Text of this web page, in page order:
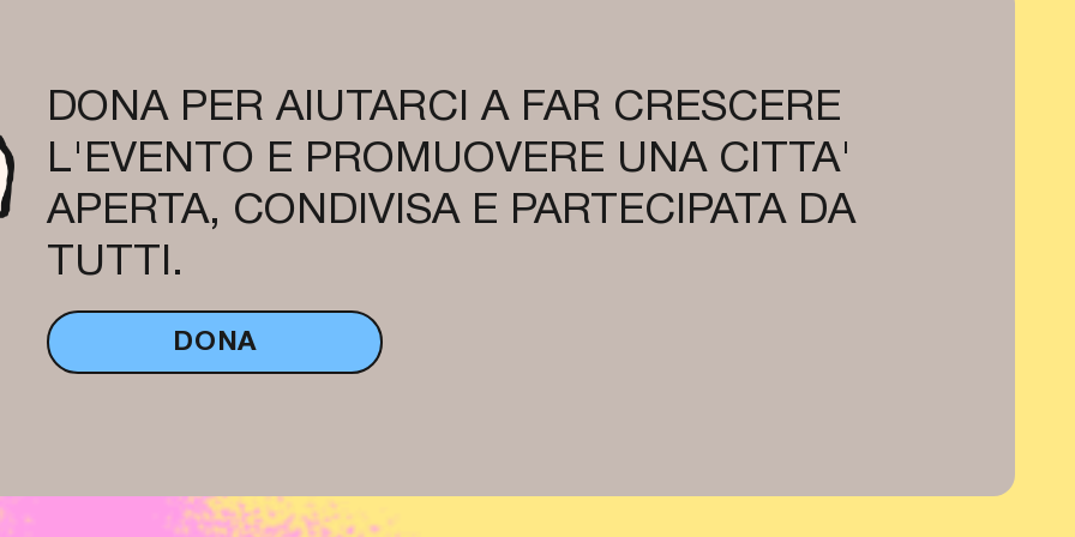
DONA PER AIUTARCI A FAR CRESCERE
L'EVENTO E PROMUOVERE UNA CITTA'
APERTA, CONDIVISA E PARTECIPATA DA
TUTTI.
DONA